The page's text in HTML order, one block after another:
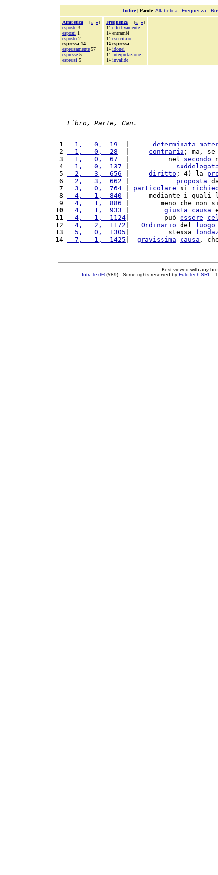
Indice| Parole: Alfabetica - Frequenza -
Alfabetica [« »]
esposte 3
esposti 1
esposto 2
espressa 14
espressamente 57
espresse 5
espressi 5
Frequenza [« »]
14 effettivamente
14 entrambi
14 esercitano
14 espressa
14 idonei
14 interpretazione
14 invalido
Libro, Parte, Can.
1
  1,   0,  19
determinata
2
  1,   0,  28
contraria ; ma,
3
  1,   0,  67
  |          nel
secondo
4
  1,   0,  137
5
  2,   3,  656
diritto ; 4) la
6
  2,   3,  662
proposta
7
  3,   0,  764
particolare si
8
  4,   1,  840
|     mediante i quali
9
  4,   1,  886
|        meno che non
10
  4,   1,  933
giusta causa
11
  4,   1,  1124
|         può essere
12
  4,   2,  1172
Ordinario del
luogo
13
  5,   0,  1305
|          stessa
14
  7,   1,  1425
gravissima causa ,
Best viewed with any
IntraText®(V89) - Some rights reserved by EuloTech SRL -